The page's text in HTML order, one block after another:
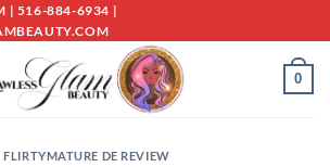
| 516-884-6934 |
0
FLIRTYMATURE DE REVIEW